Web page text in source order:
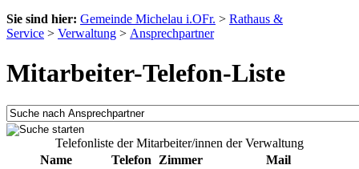
Sie sind hier: Gemeinde Michelau i.OFr. > Rathaus &
Service > Verwaltung > Ansprechpartner
Mitarbeiter-Telefon-Liste
Telefonliste der Mitarbeiter/innen der Verwaltung
Name
Telefon Zimmer Mail